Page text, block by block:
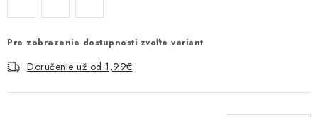
Pre zobrazenie dostupnosti zvoľte variant
Doručenie už od 1,99€